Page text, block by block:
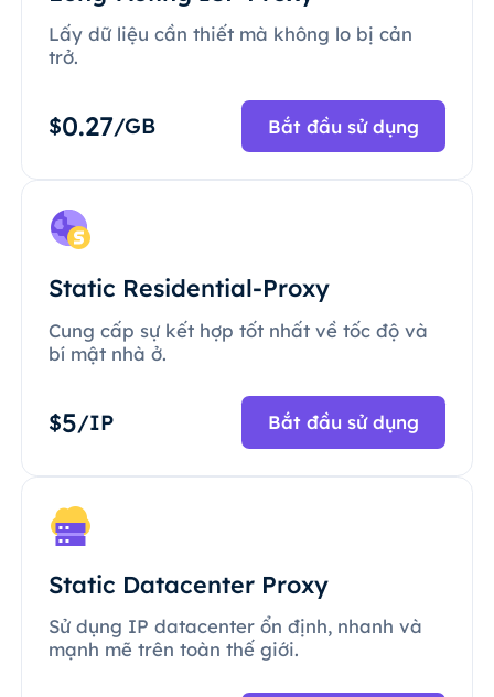
Lấy dữ liệu cần thiết mà không lo bị cản
trở.
$0.27/GB Bắt đầu sử dụng
Static Residential-Proxy
Cung cấp sự kết hợp tốt nhất về tốc độ và
bí mật nhà ở.
$5/IP Bắt đầu sử dụng
Static Datacenter Proxy
Sử dụng IP datacenter ổn định, nhanh và
mạnh mẽ trên toàn thế giới.